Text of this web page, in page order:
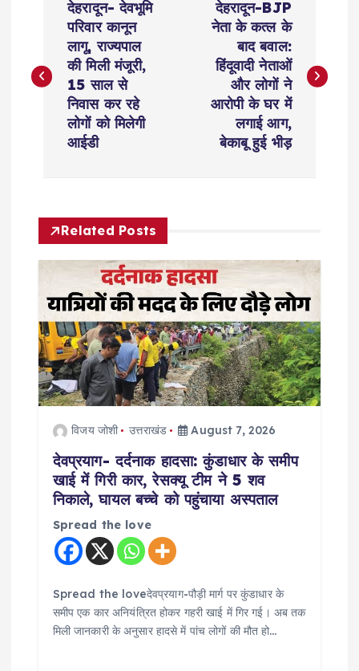
s
v
g
a
t
देहरादून- देवभूमि
परिवार कानून
लागू, राज्यपाल
की मिली मंजूरी,
15 साल से
निवास कर रहे
लोगों को मिलेगी
आईडी
देहरादून-BJP
नेता के कत्ल के
बाद बवाल:
हिंदूवादी नेताओं
और लोगों ने
आरोपी के घर में
लगाई आग,
बेकाबू हुई भीड़
Related Posts
विजय जोशी उत्तराखंड August 7, 2026
देवप्रयाग- दर्दनाक हादसा: कुंडाधार के समीप
खाई में गिरी कार, रेसक्यू टीम ने 5 शव
निकाले, घायल बच्चे को पहुंचाया अस्पताल
Spread the love
Spread the loveदेवप्रयाग-पौड़ी मार्ग पर कुंडाधार के
समीप एक कार अनियंत्रित होकर गहरी खाई में गिर गई। अब तक
मिली जानकारी के अनुसार हादसे में पांच लोगों की मौत हो…